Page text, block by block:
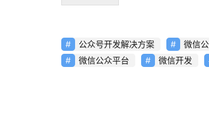
公众号开发解决方案 微信
微信公众平台
微信开发